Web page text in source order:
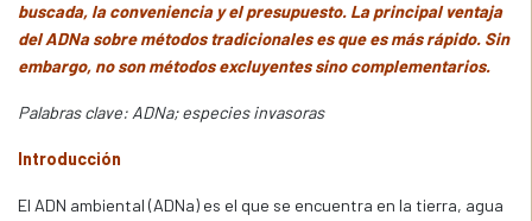
buscada, la conveniencia y el presupuesto. La principal ventaja
del ADNa sobre métodos tradicionales es que es más rápido. Sin
embargo, no son métodos excluyentes sino complementarios.
Palabras clave: ADNa; especies invasoras
Introducción
El ADN ambiental (ADNa) es el que se encuentra en la tierra, agua